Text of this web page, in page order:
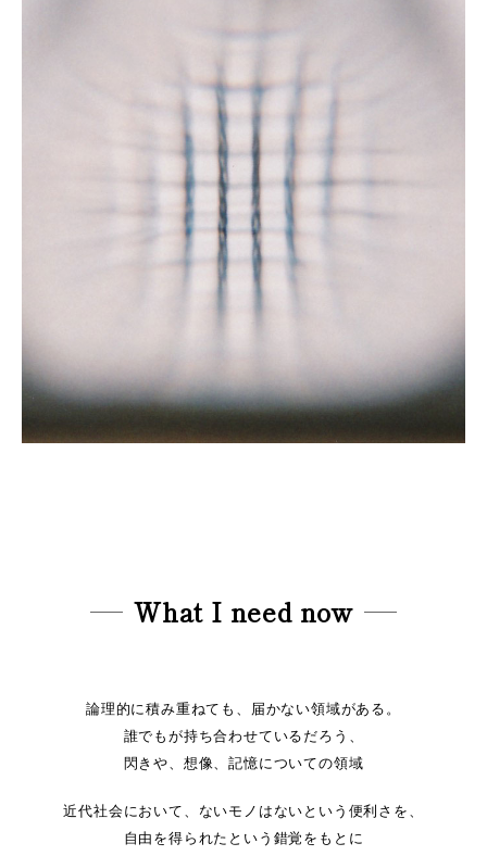
What I need now
論理的に積み重ねても、届かない領域がある。
誰でもが持ち合わせているだろう、
閃きや、想像、記憶についての領域
近代社会において、ないモノはないという便利さを、
自由を得られたという錯覚をもとに